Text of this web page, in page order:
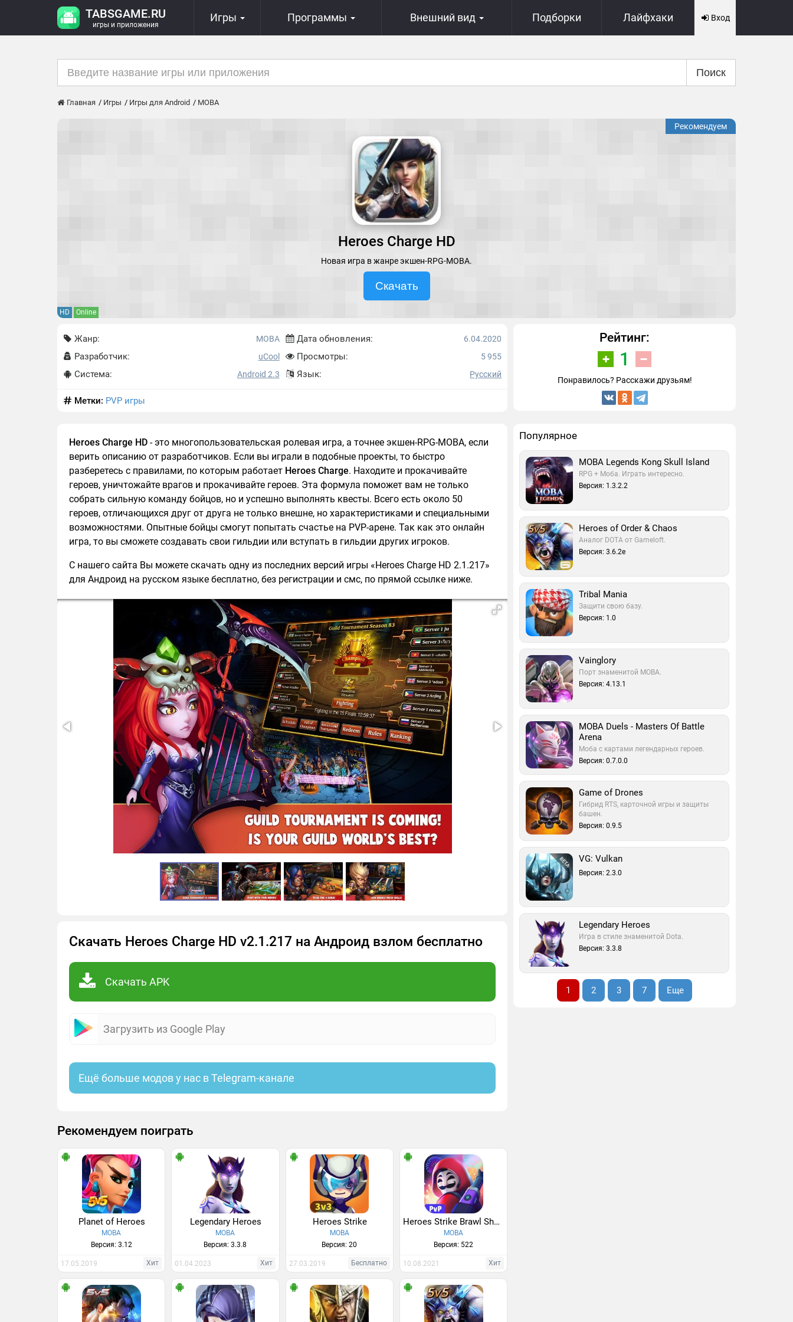
TABSGAME.RU
игры и приложения
Игры Программы Внешний вид Подборки Лайфхаки Вход
Поиск
Главная Игры Игры для Android MOBA
Рекомендуем
Heroes Charge HD
Новая игра в жанре экшен-RPG-MOBA.
Скачать
HD Online
Жанр: MOBA
Разработчик: uCool
Система: Android 2.3
Дата обновления: 6.04.2020
Просмотры: 5 955
Язык: Русский
Метки: PVP игры
Рейтинг:
1
Понравилось? Расскажи друзьям!
Heroes Charge HD - это многопользовательская ролевая игра, а точнее экшен-RPG-MOBA, если
верить описанию от разработчиков. Если вы играли в подобные проекты, то быстро
разберетесь с правилами, по которым работает Heroes Charge. Находите и прокачивайте
героев, уничтожайте врагов и прокачивайте героев. Эта формула поможет вам не только
собрать сильную команду бойцов, но и успешно выполнять квесты. Всего есть около 50
героев, отличающихся друг от друга не только внешне, но характеристиками и специальными
возможностями. Опытные бойцы смогут попытать счастье на PVP-арене. Так как это онлайн
игра, то вы сможете создавать свои гильдии или вступать в гильдии других игроков.
С нашего сайта Вы можете скачать одну из последних версий игры «Heroes Charge HD 2.1.217»
для Андроид на русском языке бесплатно, без регистрации и смс, по прямой ссылке ниже.
Скачать Heroes Charge HD v2.1.217 на Андроид взлом бесплатно
Скачать APK
Загрузить из Google Play
Ещё больше модов у нас в Telegram-канале
Рекомендуем поиграть
Planet of Heroes
MOBA
Версия: 3.12
17.05.2019 Хит
Legendary Heroes
MOBA
Версия: 3.3.8
01.04.2023 Хит
Heroes Strike
MOBA
Версия: 20
27.03.2019 Бесплатно
Heroes Strike Brawl Shooting
MOBA
Версия: 522
10.08.2021 Хит
Популярное
MOBA Legends Kong Skull Island
RPG + Моба. Играть интересно.
Версия: 1.3.2.2
Heroes of Order & Chaos
Аналог DOTA от Gameloft.
Версия: 3.6.2e
Tribal Mania
Защити свою базу.
Версия: 1.0
Vainglory
Порт знаменитой MOBA.
Версия: 4.13.1
MOBA Duels - Masters Of Battle
Arena
Моба с картами легендарных героев.
Версия: 0.7.0.0
Game of Drones
Гибрид RTS, карточной игры и защиты
башен.
Версия: 0.9.5
VG: Vulkan
Версия: 2.3.0
Legendary Heroes
Игра в стиле знаменитой Dota.
Версия: 3.3.8
1 2 3 7 Еще